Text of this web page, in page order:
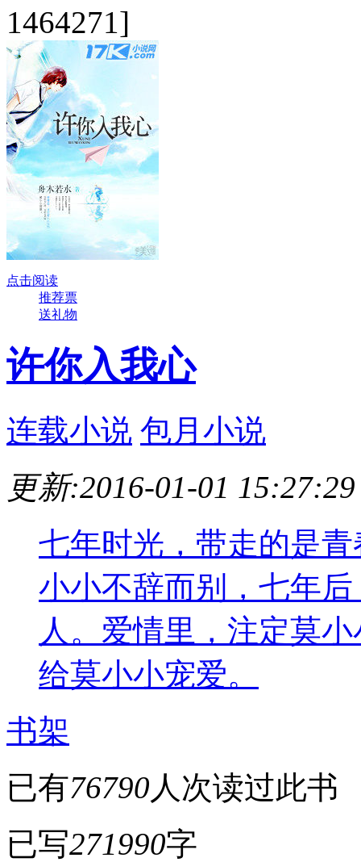
1464271]
点击阅读
推荐票
送礼物
许你入我心
连载小说 包月小说
更新:2016-01-01 15:27:29
七年时光，带走的是
小小不辞而别，七年
人。爱情里，注定莫
给莫小小宠爱。
书架
已有76790人次读过此书
已写271990字